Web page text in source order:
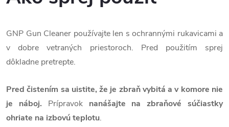
GNP Gun Cleaner používajte len s ochrannými rukavicami a
v dobre vetraných priestoroch. Pred použitím sprej
dôkladne pretrepte.
Pred čistením sa uistite, že je zbraň vybitá a v komore nie
je náboj. Prípravok nanášajte na zbraňové súčiastky
ohriate na izbovú teplotu.